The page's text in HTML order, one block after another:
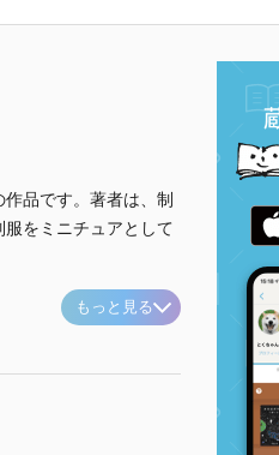
品です。著者は、制
をミニチュアとして
もっと見る